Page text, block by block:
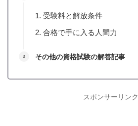
受験料と解放条件
合格で手に入る人間力
その他の資格試験の解答記事
スポンサーリンク